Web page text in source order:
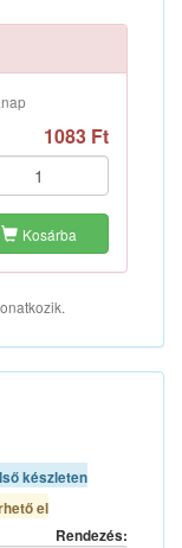
1083 Ft
Kosárba
készleten
el
Rendezés: